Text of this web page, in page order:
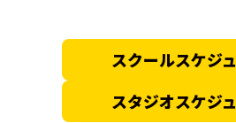
スクールスケジ
スタジオスケジ